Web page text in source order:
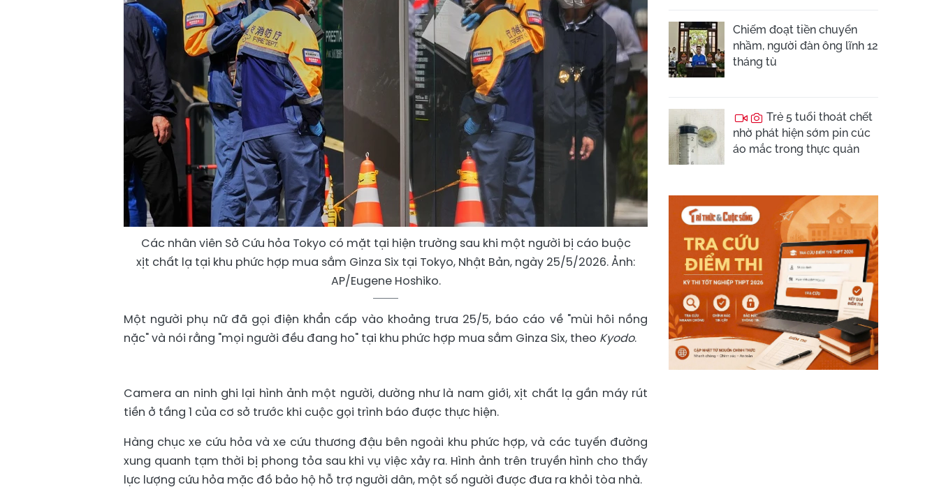
Các nhân viên Sở Cứu hỏa Tokyo có mặt tại hiện trường sau khi một người bị cáo buộc
xịt chất lạ tại khu phức hợp mua sắm Ginza Six tại Tokyo, Nhật Bản, ngày 25/5/2026. Ảnh:
AP/Eugene Hoshiko.
Một người phụ nữ đã gọi điện khẩn cấp vào khoảng trưa 25/5, báo cáo về "mùi hôi nồng
nặc" và nói rằng "mọi người đều đang ho" tại khu phức hợp mua sắm Ginza Six, theo Kyodo.
Camera an ninh ghi lại hình ảnh một người, dường như là nam giới, xịt chất lạ gần máy rút
tiền ở tầng 1 của cơ sở trước khi cuộc gọi trình báo được thực hiện.
Hàng chục xe cứu hỏa và xe cứu thương đậu bên ngoài khu phức hợp, và các tuyến đường
xung quanh tạm thời bị phong tỏa sau khi vụ việc xảy ra. Hình ảnh trên truyền hình cho thấy
lực lượng cứu hỏa mặc đồ bảo hộ hỗ trợ người dân, một số người được đưa ra khỏi tòa nhà.
Chiếm đoạt tiền chuyển
nhầm, người đàn ông lĩnh 12
tháng tù
Trẻ 5 tuổi thoát chết
nhờ phát hiện sớm pin cúc
áo mắc trong thực quản